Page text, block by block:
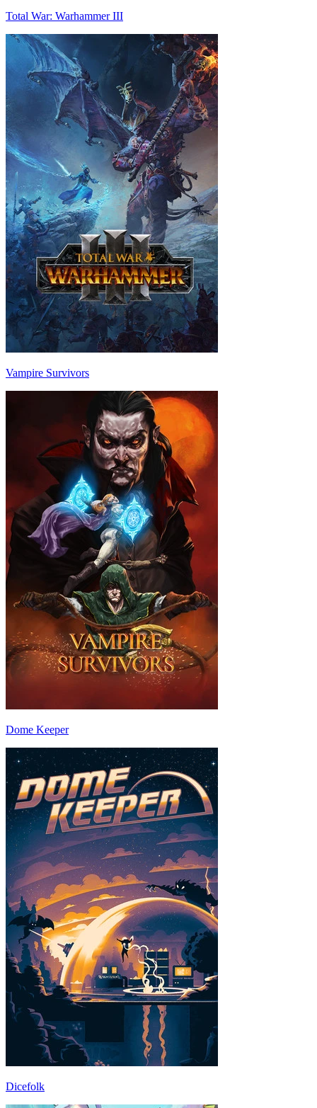
Total War: Warhammer III
Vampire Survivors
Dome Keeper
Dicefolk